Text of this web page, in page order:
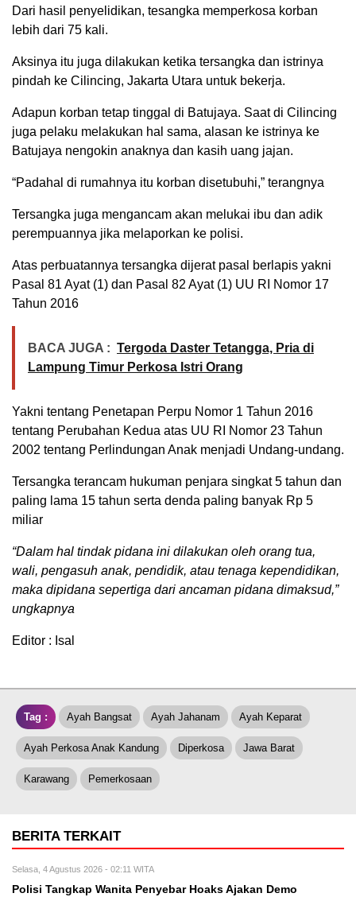
Dari hasil penyelidikan, tesangka memperkosa korban
lebih dari 75 kali.
Aksinya itu juga dilakukan ketika tersangka dan istrinya
pindah ke Cilincing, Jakarta Utara untuk bekerja.
Adapun korban tetap tinggal di Batujaya. Saat di Cilincing
juga pelaku melakukan hal sama, alasan ke istrinya ke
Batujaya nengokin anaknya dan kasih uang jajan.
“Padahal di rumahnya itu korban disetubuhi,” terangnya
Tersangka juga mengancam akan melukai ibu dan adik
perempuannya jika melaporkan ke polisi.
Atas perbuatannya tersangka dijerat pasal berlapis yakni
Pasal 81 Ayat (1) dan Pasal 82 Ayat (1) UU RI Nomor 17
Tahun 2016
BACA JUGA : Tergoda Daster Tetangga, Pria di
Lampung Timur Perkosa Istri Orang
Yakni tentang Penetapan Perpu Nomor 1 Tahun 2016
tentang Perubahan Kedua atas UU RI Nomor 23 Tahun
2002 tentang Perlindungan Anak menjadi Undang-undang.
Tersangka terancam hukuman penjara singkat 5 tahun dan
paling lama 15 tahun serta denda paling banyak Rp 5
miliar
“Dalam hal tindak pidana ini dilakukan oleh orang tua,
wali, pengasuh anak, pendidik, atau tenaga kependidikan,
maka dipidana sepertiga dari ancaman pidana dimaksud,”
ungkapnya
Editor : Isal
Tag : Ayah Bangsat Ayah Jahanam Ayah Keparat
Ayah Perkosa Anak Kandung Diperkosa Jawa Barat
Karawang Pemerkosaan
BERITA TERKAIT
Selasa, 4 Agustus 2026 - 02:11 WITA
Polisi Tangkap Wanita Penyebar Hoaks Ajakan Demo